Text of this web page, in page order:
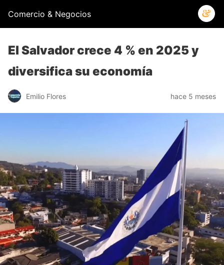
Comercio & Negocios
El Salvador crece 4 % en 2025 y
diversifica su economía
Emilio Flores hace 5 meses